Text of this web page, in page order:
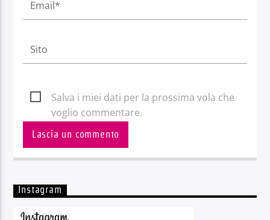
Salva i miei dati per la prossima vola che
voglio commentare.
Instagram